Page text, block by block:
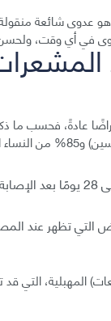
في أي وقت،
على الإطلاق.
التي تظهر عند
المهبلية، التي